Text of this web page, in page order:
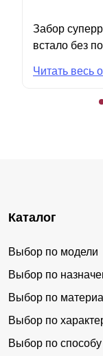
Забор
встало без
Читать весь
Каталог
Выбор по модели
Выбор по
Выбор по
Выбор по
Выбор по